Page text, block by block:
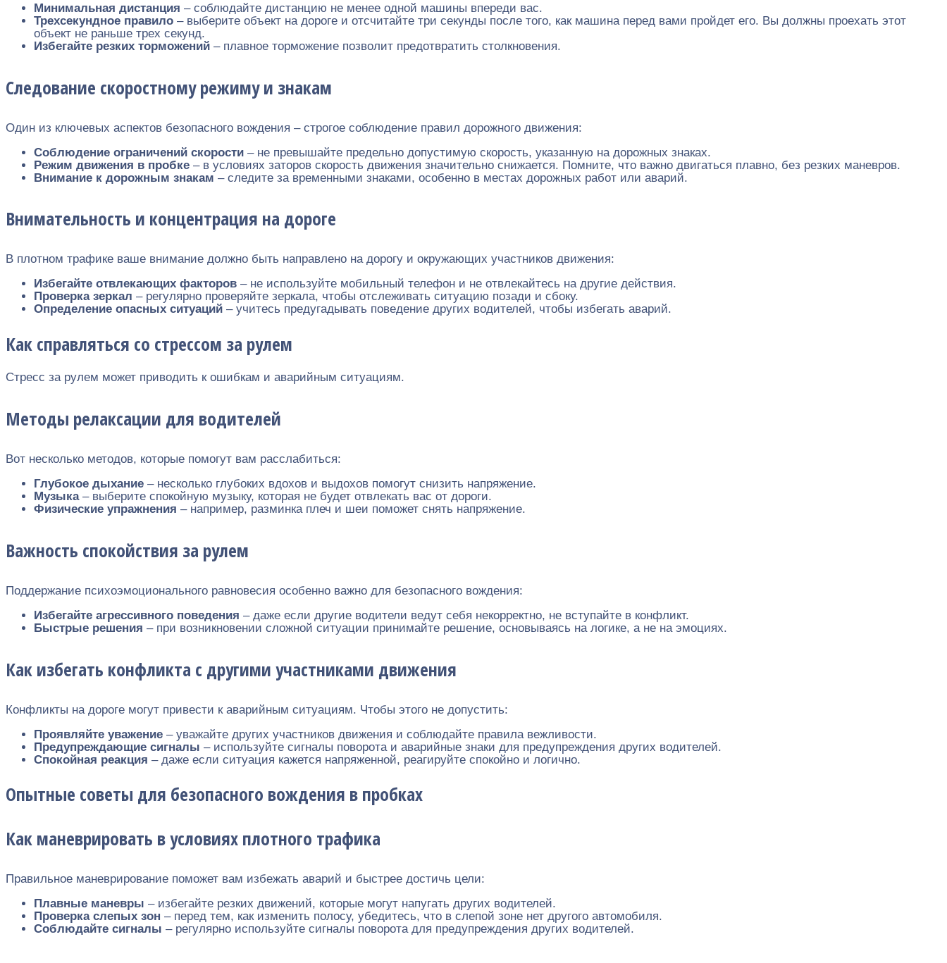
Минимальная дистанция – соблюдайте дистанцию не менее одной машины впереди вас.
Трехсекундное правило – выберите объект на дороге и отсчитайте три секунды после того, как машина перед вами пройдет его. Вы должны проехать этот
объект не раньше трех секунд.
Избегайте резких торможений – плавное торможение позволит предотвратить столкновения.
Следование скоростному режиму и знакам
Один из ключевых аспектов безопасного вождения – строгое соблюдение правил дорожного движения:
Соблюдение ограничений скорости – не превышайте предельно допустимую скорость, указанную на дорожных знаках.
Режим движения в пробке – в условиях заторов скорость движения значительно снижается. Помните, что важно двигаться плавно, без резких маневров.
Внимание к дорожным знакам – следите за временными знаками, особенно в местах дорожных работ или аварий.
Внимательность и концентрация на дороге
В плотном трафике ваше внимание должно быть направлено на дорогу и окружающих участников движения:
Избегайте отвлекающих факторов – не используйте мобильный телефон и не отвлекайтесь на другие действия.
Проверка зеркал – регулярно проверяйте зеркала, чтобы отслеживать ситуацию позади и сбоку.
Определение опасных ситуаций – учитесь предугадывать поведение других водителей, чтобы избегать аварий.
Как справляться со стрессом за рулем
Стресс за рулем может приводить к ошибкам и аварийным ситуациям.
Методы релаксации для водителей
Вот несколько методов, которые помогут вам расслабиться:
Глубокое дыхание – несколько глубоких вдохов и выдохов помогут снизить напряжение.
Музыка– выберите спокойную музыку, которая не будет отвлекать вас от дороги.
Физические упражнения – например, разминка плеч и шеи поможет снять напряжение.
Важность спокойствия за рулем
Поддержание психоэмоционального равновесия особенно важно для безопасного вождения:
Избегайте агрессивного поведения – даже если другие водители ведут себя некорректно, не вступайте в конфликт.
Быстрые решения – при возникновении сложной ситуации принимайте решение, основываясь на логике, а не на эмоциях.
Как избегать конфликта с другими участниками движения
Конфликты на дороге могут привести к аварийным ситуациям. Чтобы этого не допустить:
Проявляйте уважение – уважайте других участников движения и соблюдайте правила вежливости.
Предупреждающие сигналы – используйте сигналы поворота и аварийные знаки для предупреждения других водителей.
Спокойная реакция – даже если ситуация кажется напряженной, реагируйте спокойно и логично.
Опытные советы для безопасного вождения в пробках
Как маневрировать в условиях плотного трафика
Правильное маневрирование поможет вам избежать аварий и быстрее достичь цели:
Плавные маневры – избегайте резких движений, которые могут напугать других водителей.
Проверка слепых зон – перед тем, как изменить полосу, убедитесь, что в слепой зоне нет другого автомобиля.
Соблюдайте сигналы – регулярно используйте сигналы поворота для предупреждения других водителей.